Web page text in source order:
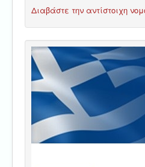
Διαβάστε την αντίστοιχη